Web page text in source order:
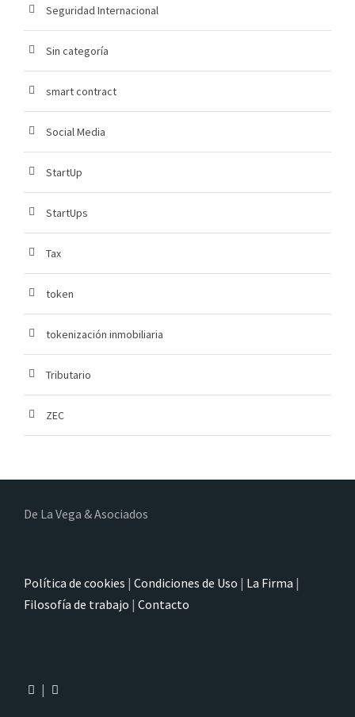
Seguridad Internacional
Sin categoría
smart contract
Social Media
StartUp
StartUps
Tax
token
tokenización inmobiliaria
Tributario
ZEC
De La Vega & Asociados
Política de cookies | Condiciones de Uso | La Firma |
Filosofía de trabajo | Contacto
|